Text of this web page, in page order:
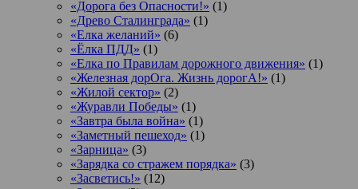
«Дорога без Опасности!» (1)
«Древо Сталинграда» (1)
«Елка желаний» (6)
«Ёлка ПДД» (1)
«Елка по Правилам дорожного движения» (1)
«Железная дорОга. Жизнь дорогА!» (1)
«Жилой сектор» (2)
«Журавли Победы» (1)
«Завтра была война» (1)
«Заметный пешеход» (1)
«Зарница» (3)
«Зарядка со стражем порядка» (3)
«Засветись!» (12)